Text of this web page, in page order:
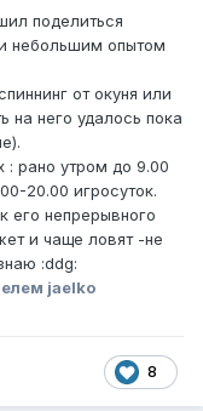
поделиться
небольшим опытом
от окуня или
на него удалось пока
: рано утром до 9.00
20.00 игросуток.
его непрерывного
и чаще ловят -не
:ddg:
jaelko
8